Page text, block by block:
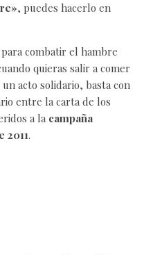
, puedes hacerlo en
para combatir el hambre
quieras salir a comer
acto solidario, basta con
entre la carta de los
a la campaña
2011.